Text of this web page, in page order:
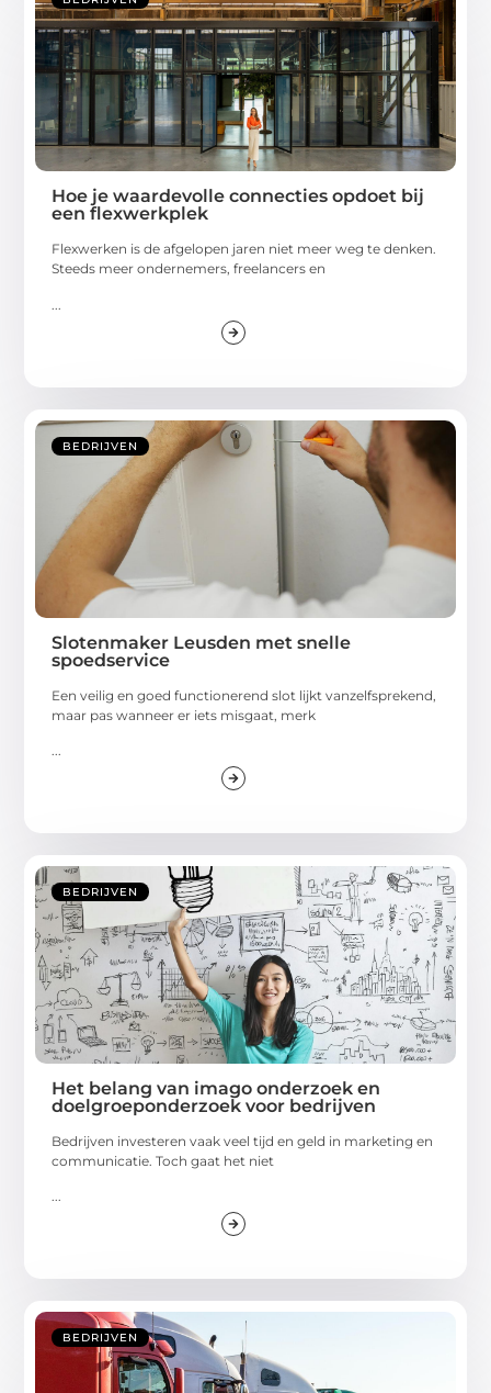
Hoe je waardevolle connecties opdoet bij
een flexwerkplek
Flexwerken is de afgelopen jaren niet meer weg te denken.
Steeds meer ondernemers, freelancers en
BEDRIJVEN
Slotenmaker Leusden met snelle
spoedservice
Een veilig en goed functionerend slot lijkt vanzelfsprekend,
maar pas wanneer er iets misgaat, merk
...
BEDRIJVEN
Het belang van imago onderzoek en
doelgroeponderzoek voor bedrijven
Bedrijven investeren vaak veel tijd en geld in marketing en
communicatie. Toch gaat het niet
...
BEDRIJVEN